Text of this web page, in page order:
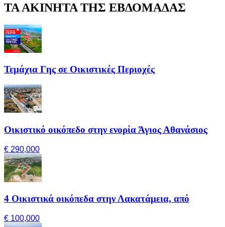
ΤΑ ΑΚΙΝΗΤΑ ΤΗΣ ΕΒΔΟΜΑΔΑΣ
Τεμάχια Γης σε Οικιστικές Περιοχές
Οικιστικό οικόπεδο στην ενορία Άγιος Αθανάσιος
€ 290,000
4 Οικιστικά οικόπεδα στην Λακατάμεια, από
€ 100,000